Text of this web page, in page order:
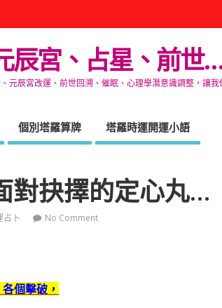
辰宮、占星、前世
元辰宮改運、前世回溯、催眠、心理學潛意識調整，
個別塔羅算牌 塔羅時運開運小語
對抉擇的定心丸…
占卜 No Comment
個擊破 ，